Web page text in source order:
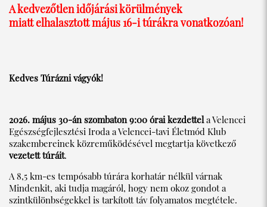
A kedvezőtlen időjárási körülmények
miatt elhalasztott május 16-i túrákra vonatkozóan!
Kedves Túrázni vágyók!
2026. május 30-án szombaton 9:00 órai kezdettela Velencei
Egészségfejlesztési Iroda a Velencei-tavi Életmód Klub
szakembereinek közreműködésével megtartja következő
vezetett túráit.
A 8,5 km-es tempósabb túrára korhatár nélkül várnak
Mindenkit, aki tudja magáról, hogy nem okoz gondot a
szintkülönbségekkel is tarkított táv folyamatos megtétele.